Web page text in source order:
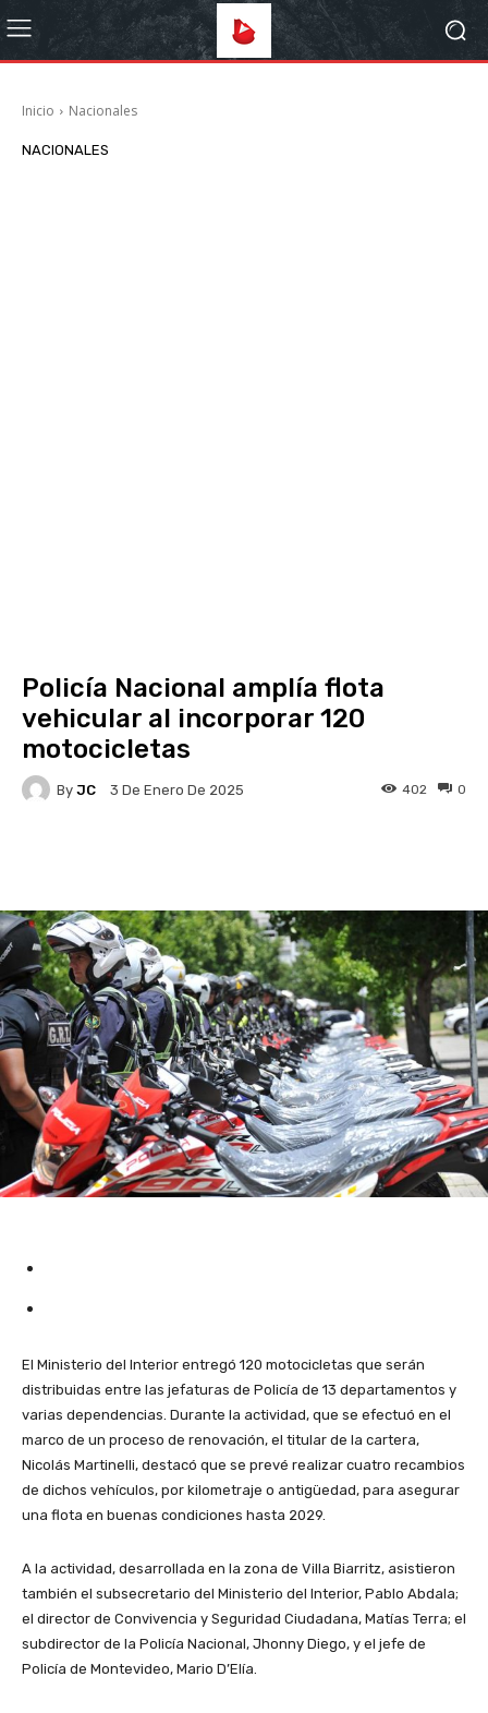
Inicio Nacionales
NACIONALES
Policía Nacional amplía flota
vehicular al incorporar 120
motocicletas
By JC 3 De Enero De 2025 0
402
El Ministerio del Interior entregó 120 motocicletas que serán
distribuidas entre las jefaturas de Policía de 13 departamentos y
varias dependencias. Durante la actividad, que se efectuó en el
marco de un proceso de renovación, el titular de la cartera,
Nicolás Martinelli, destacó que se prevé realizar cuatro recambios
de dichos vehículos, por kilometraje o antigüedad, para asegurar
una flota en buenas condiciones hasta 2029.
A la actividad, desarrollada en la zona de Villa Biarritz, asistieron
también el subsecretario del Ministerio del Interior, Pablo Abdala;
el director de Convivencia y Seguridad Ciudadana, Matías Terra; el
subdirector de la Policía Nacional, Jhonny Diego, y el jefe de
Policía de Montevideo, Mario D’Elía.